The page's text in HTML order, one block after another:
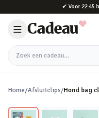
✔ Voor 22:45
Cadeau
Zoek een cadeau
Home/Afsluitclips/Hond bag